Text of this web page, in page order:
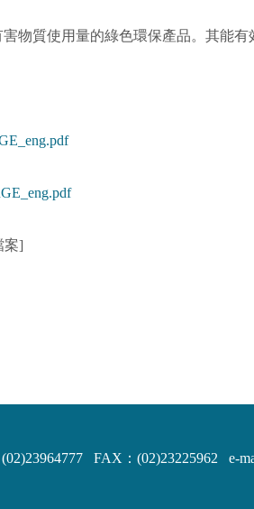
害物質使用量的綠色環保產品。其能
案]
FAX：(02)23225962 e-